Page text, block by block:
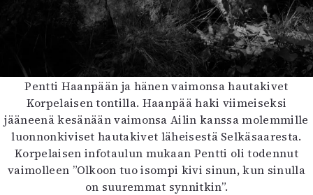
Pentti Haanpään ja hänen vaimonsa hautakivet
Korpelaisen tontilla. Haanpää haki viimeiseksi
jääneenä kesänään vaimonsa Ailin kanssa molemmille
luonnonkiviset hautakivet läheisestä Selkäsaaresta.
Korpelaisen infotaulun mukaan Pentti oli todennut
vaimolleen ”Olkoon tuo isompi kivi sinun, kun sinulla
on suuremmat synnitkin”.